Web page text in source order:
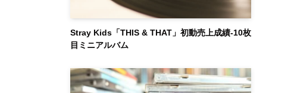
Stray Kids「THIS & THAT」初動売上成績-10枚
目ミニアルバム